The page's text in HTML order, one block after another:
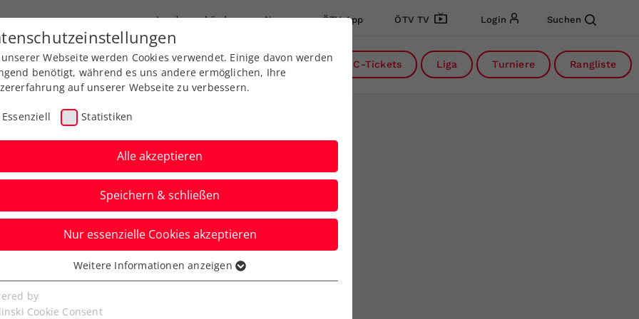
Landesverbände News ÖTV App ÖTV TV Login Suchen
Ausbildung Services Über uns DC-Tickets Liga Turniere Rangliste
by EVN:
verlorene
Webseite werden Cookies verwendet. Einige davon werden
benötigt, während es uns andere ermöglichen, Ihre
auf unserer Webseite zu verbessern.
Essenziell Statistiken
Alle akzeptieren
Speichern & schließen
Nur essenzielle Cookies akzeptieren
Cookies werden für grundlegende Funktionen der
benötigt. Dadurch ist gewährleistet, dass die Webseite
Weitere Informationen anzeigen
by
Cookie Consent